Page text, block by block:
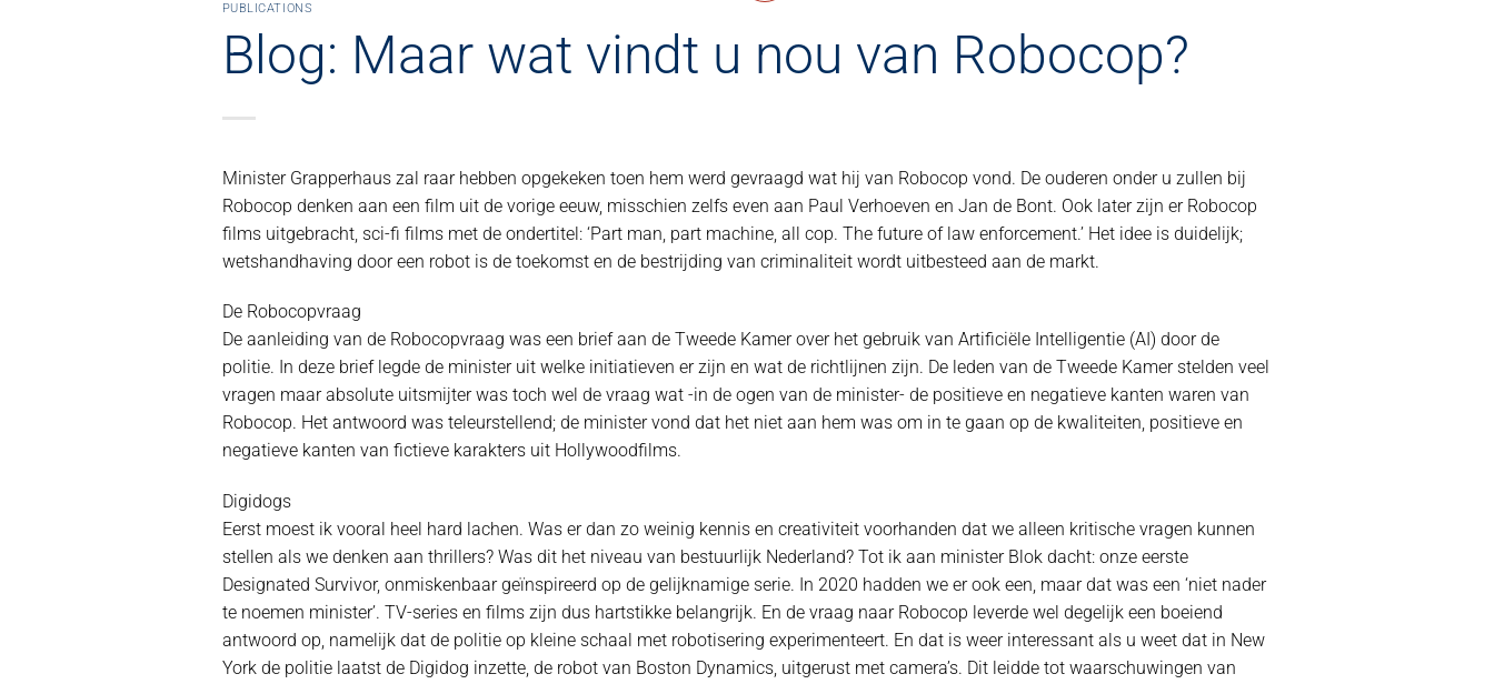
PUBLICATIONS
Blog: Maar wat vindt u nou van Robocop?
Minister Grapperhaus zal raar hebben opgekeken toen hem werd gevraagd wat hij van Robocop vond. De ouderen onder u zullen bij
Robocop denken aan een film uit de vorige eeuw, misschien zelfs even aan Paul Verhoeven en Jan de Bont. Ook later zijn er Robocop
films uitgebracht, sci-fi films met de ondertitel: ‘Part man, part machine, all cop. The future of law enforcement.’ Het idee is duidelijk;
wetshandhaving door een robot is de toekomst en de bestrijding van criminaliteit wordt uitbesteed aan de markt.
De Robocopvraag
De aanleiding van de Robocopvraag was een brief aan de Tweede Kamer over het gebruik van Artificiële Intelligentie (AI) door de
politie. In deze brief legde de minister uit welke initiatieven er zijn en wat de richtlijnen zijn. De leden van de Tweede Kamer stelden veel
vragen maar absolute uitsmijter was toch wel de vraag wat -in de ogen van de minister- de positieve en negatieve kanten waren van
Robocop. Het antwoord was teleurstellend; de minister vond dat het niet aan hem was om in te gaan op de kwaliteiten, positieve en
negatieve kanten van fictieve karakters uit Hollywoodfilms.
Digidogs
Eerst moest ik vooral heel hard lachen. Was er dan zo weinig kennis en creativiteit voorhanden dat we alleen kritische vragen kunnen
stellen als we denken aan thrillers? Was dit het niveau van bestuurlijk Nederland? Tot ik aan minister Blok dacht: onze eerste
Designated Survivor, onmiskenbaar geïnspireerd op de gelijknamige serie. In 2020 hadden we er ook een, maar dat was een ‘niet nader
te noemen minister’. TV-series en films zijn dus hartstikke belangrijk. En de vraag naar Robocop leverde wel degelijk een boeiend
antwoord op, namelijk dat de politie op kleine schaal met robotisering experimenteert. En dat is weer interessant als u weet dat in New
York de politie laatst de Digidog inzette, de robot van Boston Dynamics, uitgerust met camera’s. Dit leidde tot waarschuwingen van